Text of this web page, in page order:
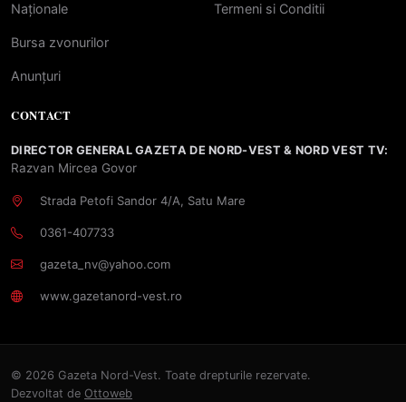
Naționale
Bursa zvonurilor
Anunțuri
Termeni si Conditii
CONTACT
DIRECTOR GENERAL GAZETA DE NORD-VEST & NORD VEST TV:
Razvan Mircea Govor
Strada Petofi Sandor 4/A, Satu Mare
0361-407733
gazeta_nv@yahoo.com
www.gazetanord-vest.ro
© 2026 Gazeta Nord-Vest. Toate drepturile rezervate.
Dezvoltat de Ottoweb